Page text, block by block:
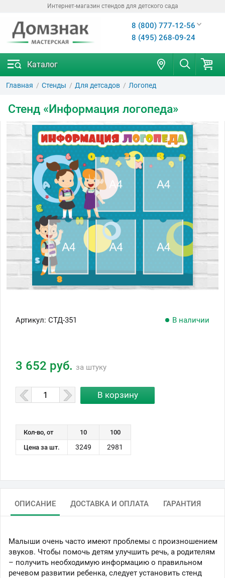
Интернет-магазин стендов для детского сада
8 (800) 777-12-56
8 (495) 268-09-24
Каталог
Главная Стенды Для детсадов Логопед
Стенд «Информация логопеда»
Артикул: СТД-351 В наличии
3 652 руб. за штуку
Кол-во, от 10
100
Цена за шт.
3249 2981
ОПИСАНИЕ ДОСТАВКА И ОПЛАТА ГАРАНТИЯ
Малыши очень часто имеют проблемы с произношением
звуков. Чтобы помочь детям улучшить речь, а родителям
– получить необходимую информацию о правильном
речевом развитии ребенка, следует установить стенд